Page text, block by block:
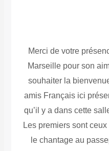
Merci de votre
Marseille pour son
souhaiter la
amis Français ici
qu’il y a dans cette
Les premiers sont
le chantage au